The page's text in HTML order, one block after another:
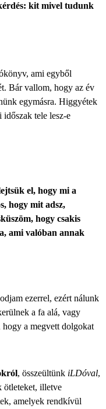
kit mivel tudunk
ami egyből
Bár vallom, hogy az év
egymásra. Higgyétek
tele lesz-e
el, hogy mi a
hogy mit adsz,
hogy csakis
ami valóban annak
ezerrel, ezért nálunk
a fa alá, vagy
hogy a megvett dolgokat
, összeültünk iLDóval,
ötleteket, illetve
amelyek rendkívül